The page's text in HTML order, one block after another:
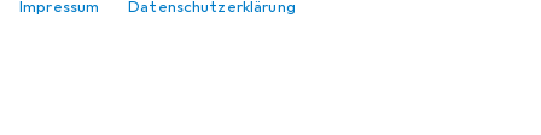
Impressum Datenschutzerklärung